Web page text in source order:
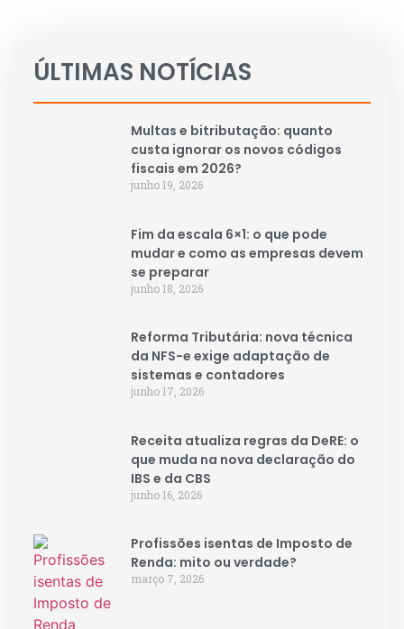
ÚLTIMAS NOTÍCIAS
Multas e bitributação: quanto
custa ignorar os novos códigos
fiscais em 2026?
junho 19, 2026
Fim da escala 6×1: o que pode
mudar e como as empresas devem
se preparar
junho 18, 2026
Reforma Tributária: nova técnica
da NFS-e exige adaptação de
sistemas e contadores
junho 17, 2026
Receita atualiza regras da DeRE: o
que muda na nova declaração do
IBS e da CBS
junho 16, 2026
Profissões isentas de Imposto de
Renda: mito ou verdade?
março 7, 2026